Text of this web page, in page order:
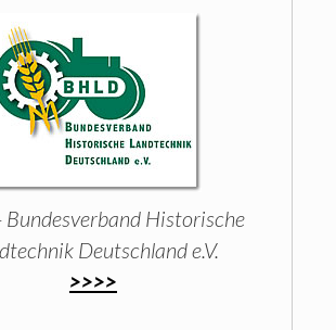
Bundesverband Historische
Deutschland e.V.
>>>>